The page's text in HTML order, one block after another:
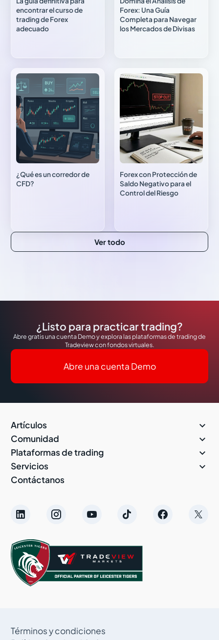
encontrar el curso de
trading de Forex
adecuado
Forex: Una Guía
Completa para Navegar
los Mercados de Divisas
¿Qué es un corredor de
CFD?
Forex con Protección de
Saldo Negativo para el
Control del Riesgo
Ver todo
¿Listo para practicar trading?
Abre gratis una cuenta Demo y explora las plataformas de trading de
Tradeview con fondos virtuales.
Abre una cuenta Demo
Artículos 
Comunidad 
Plataformas de trading 
Servicios 
Contáctanos
Términos y condiciones